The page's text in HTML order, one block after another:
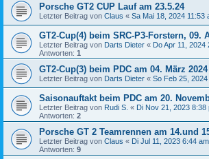
Porsche GT2 CUP Lauf am 23.5.24
Letzter Beitrag von Claus « Sa Mai 18, 2024 11:53
GT2-Cup(4) beim SRC-P3-Forstern, 09.
Letzter Beitrag von Darts Dieter « Do Apr 11, 2024
Antworten: 1
GT2-Cup(3) beim PDC am 04. März
Letzter Beitrag von Darts Dieter « So Feb 25,
Saisonauftakt beim PDC am 20.
Letzter Beitrag von Rudi S. « Di Nov 21, 2023 8:38
Antworten: 2
Porsche GT 2 Teamrennen am 14.und
Letzter Beitrag von Claus « Di Jul 11, 2023 6:44 am
Antworten: 9